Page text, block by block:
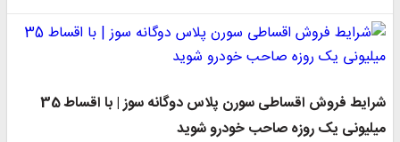
شرایط فروش اقساطی سورن پلاس دوگانه سوز | با اقساط 35
میلیونی یک روزه صاحب خودرو شوید